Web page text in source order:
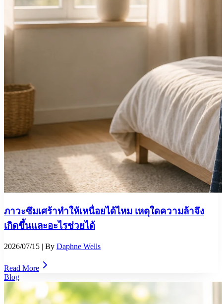
ภาวะซึมเศร้าทำให้เหนื่อยได้ไหม เหตุใดความล้าจึง
เกิดขึ้นและอะไรช่วยได้
2026/07/15 | By Daphne Wells
Read More
Blog